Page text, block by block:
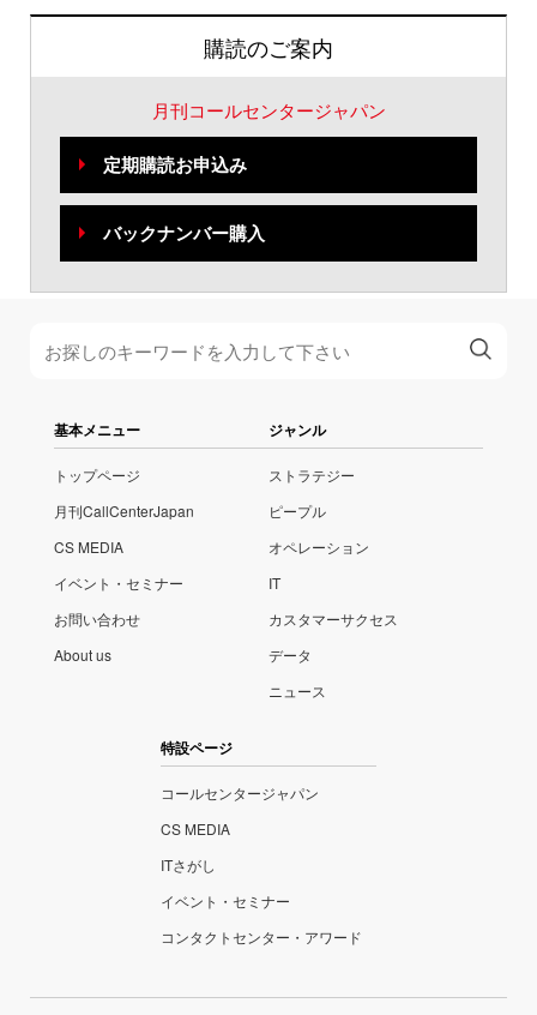
購読のご案内
月刊コールセンタージャパン
定期購読お申込み
バックナンバー購入
基本メニュー
トップページ
月刊CallCenterJapan
CS MEDIA
イベント・セミナー
お問い合わせ
About us
ジャンル
ストラテジー
ピープル
オペレーション
IT
カスタマーサクセス
データ
ニュース
特設ページ
コールセンタージャパン
CS MEDIA
ITさがし
イベント・セミナー
コンタクトセンター・アワード